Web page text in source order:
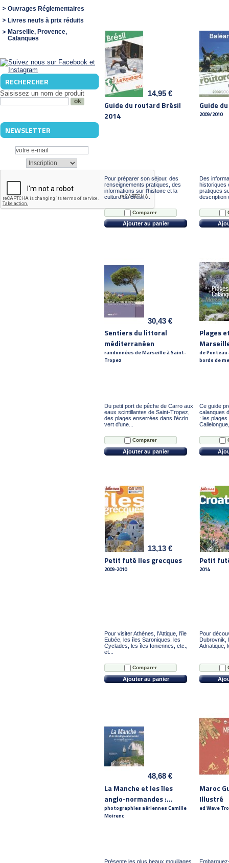
Ouvrages Réglementaires
Livres neufs à prix réduits
Marseille, Provence,
Calanques
RECHERCHER
Saisissez un nom de produit
NEWSLETTER
14,95 €
Guide du routard Brésil
2014
Pour préparer son séjour, des
renseignements pratiques, des
informations sur l'histoire et la
culture du Brésil,...
Comparer
Ajouter au panier
Guide
2009/2010
Des
historiques
pratiques
description
30,43 €
Sentiers du littoral
méditerranéen
randonnées de Marseille à Saint-
Tropez
Du petit port de pêche de Carro aux
eaux scintillantes de Saint-Tropez,
des plages enserrées dans l'écrin
vert d'une...
Comparer
Ajouter au panier
Plages
de Ponteau
bords de
Ce guide
calanques
: les
13,13 €
Petit futé Iles grecques
2009-2010
Pour visiter Athènes, l'Attique, l'île
Eubée, les îles Saroniques, les
Cyclades, les îles Ioniennes, etc.,
et...
Comparer
Ajouter au panier
Petit
2014
Pour
Dubrovnik,
Adriatique,
48,68 €
La Manche et les îles
anglo-normandes :...
photographies aériennes Camille
Moirenc
Présente les plus beaux mouillages
Maroc
Illustré
ed Wave